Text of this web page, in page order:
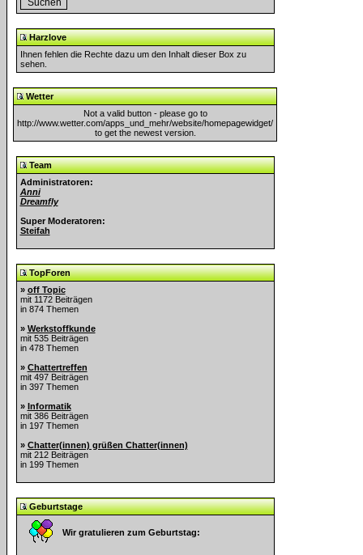
Harzlove
Ihnen fehlen die Rechte dazu um den Inhalt dieser Box zu
sehen.
Wetter
Not a valid button - please go to
http://www.wetter.com/apps_und_mehr/website/homepagewidget/
to get the newest version.
Team
Administratoren:
Anni
Dreamfly
Super Moderatoren:
Steifah
TopForen
» off Topic
mit 1172 Beiträgen
in 874 Themen
» Werkstoffkunde
mit 535 Beiträgen
in 478 Themen
» Chattertreffen
mit 497 Beiträgen
in 397 Themen
» Informatik
mit 386 Beiträgen
in 197 Themen
» Chatter(innen) grüßen Chatter(innen)
mit 212 Beiträgen
in 199 Themen
Geburtstage
Wir gratulieren zum Geburtstag: